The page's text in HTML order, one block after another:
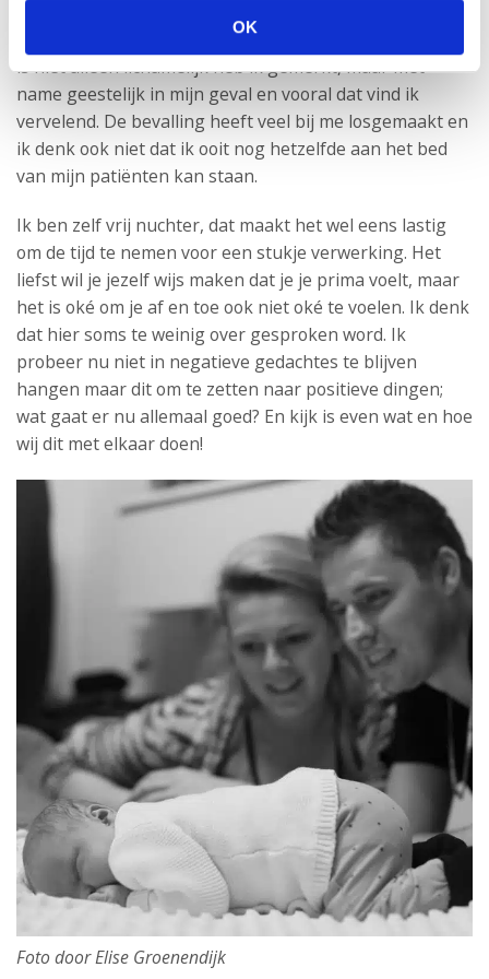
OK
zijn, dementie enzovoorts). Herstellen van de bevalling
is niet alleen lichamelijk heb ik gemerkt, maar met
name geestelijk in mijn geval en vooral dat vind ik
vervelend. De bevalling heeft veel bij me losgemaakt en
ik denk ook niet dat ik ooit nog hetzelfde aan het bed
van mijn patiënten kan staan.
Ik ben zelf vrij nuchter, dat maakt het wel eens lastig
om de tijd te nemen voor een stukje verwerking. Het
liefst wil je jezelf wijs maken dat je je prima voelt, maar
het is oké om je af en toe ook niet oké te voelen. Ik denk
dat hier soms te weinig over gesproken word. Ik
probeer nu niet in negatieve gedachtes te blijven
hangen maar dit om te zetten naar positieve dingen;
wat gaat er nu allemaal goed? En kijk is even wat en hoe
wij dit met elkaar doen!
Foto door Elise Groenendijk